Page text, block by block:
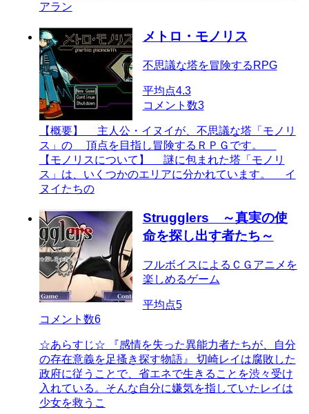
アラン
メトロ・モノリス
不思議な塔を冒険するRPG
平均点4.3
コメント数3
【概要】 主人公・イヌイが、不思議な塔「モノリ
ス」の 頂点を目指し冒険するＲＰＧです。
【モノリスについて】 謎に包まれた塔「モノリ
ス」は、いくつかのエリアに分かれています。 イ
ヌイたちの
Strugglers ～真実の使
命を探し出す者たち～
フルボイスによるＣＧアニメを
楽しめるゲーム
平均点5
コメント数6
☆あらすじ☆ 『感情を失った異能力者たちが、自分
の存在意義を足搔き探す物語』 切崎レイは腐敗した
政府に従うことで、省エネで生きることを渋々受け
入れている。そんな自分に嫌気を指していたレイは
少女を救うこ